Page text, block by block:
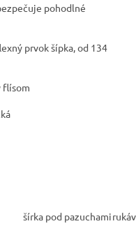
pohodlné
prvok šípka, od 134
flísom
šírka pod pazuchami